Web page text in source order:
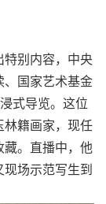
特别内容，中央
、国家艺术基金
式导览。这位
林籍画家，现任
藏。直播中，他
场示范写生到